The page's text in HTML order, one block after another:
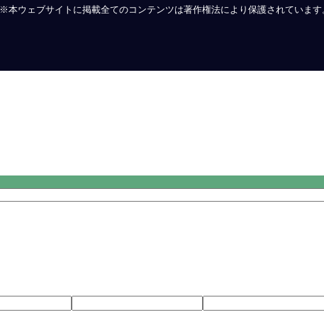
※本ウェブサイトに掲載全てのコンテンツは著作権法により保護されています